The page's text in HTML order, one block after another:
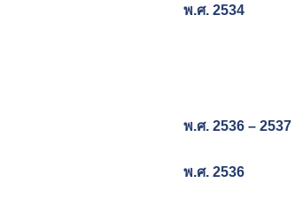
พ.ศ. 2534
พ.ศ. 2536 – 2537
พ.ศ. 2536